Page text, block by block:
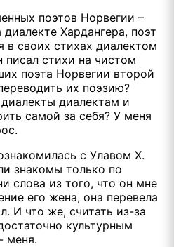
поэтов Норвегии –
Хардангера, поэт
в своих стихах диалектом
писал стихи на чистом
поэта Норвегии второй
их поэзию?
диалектам и
самой за себя? У меня
с Улавом Х.
знакомы только по
слова из того, что он мне
его жена, она перевела
И что же, считать из-за
культурным
меня.